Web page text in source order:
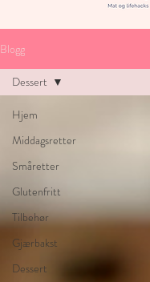
Blogg
Hjem
Middagsretter
Småretter
Glutenfritt
Tilbehør
Gjærbakst
Dessert
Dessert